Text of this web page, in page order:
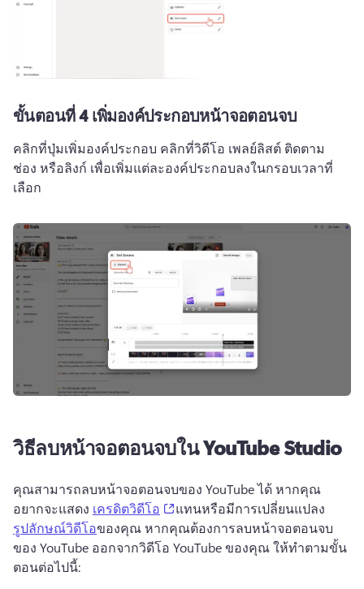
ขั้นตอนที่ 4เพิ่มองค์ประกอบหน้าจอตอนจบ
คลิกที่ปุ่มเพิ่มองค์ประกอบ คลิกที่วิดีโอ เพลย์ลิสต์ ติดตาม
ช่อง หรือลิงก์ เพื่อเพิ่มแต่ละองค์ประกอบลงในกรอบเวลาที่
เลือก
วิธีลบหน้าจอตอนจบใน YouTube Studio
คุณสามารถลบหน้าจอตอนจบของ YouTube ได้ หากคุณ
อยากจะแสดง เครดิตวิดีโอ (opens in a new tab)
แทนหรือมีการเปลี่ยนแปลง
รูปลักษณ์วิดีโอของคุณ หากคุณต้องการลบหน้าจอตอนจบ
ของ YouTube ออกจากวิดีโอ YouTube ของคุณ ให้ทำตามขั้น
ตอนต่อไปนี้: